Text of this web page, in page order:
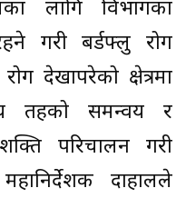
लागि विभागका
गरी बर्डफ्लु रोग
देखापरेको क्षेत्रमा
तहको समन्वय र
परिचालन गरी
दाहालले